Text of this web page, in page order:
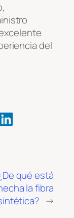
del
qué está
la fibra
→